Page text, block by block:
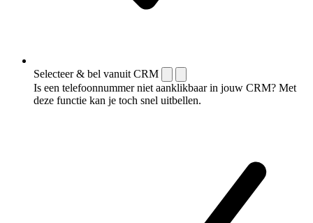
Selecteer & bel vanuit CRM
Is een telefoonnummer niet aanklikbaar in jouw CRM? Met
deze functie kan je toch snel uitbellen.